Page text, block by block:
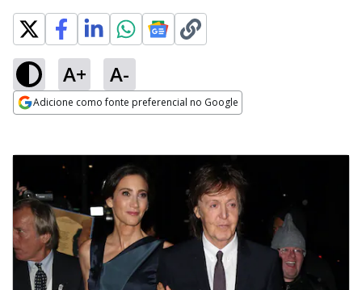
A+ A-
Adicione como fonte preferencial no Google